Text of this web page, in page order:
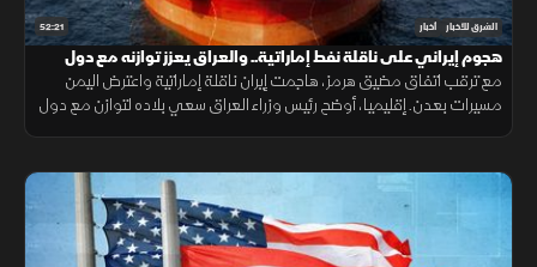
52:21 الشرق للأخبار أخبار
هجوم إيراني على ناقلة نفط إماراتية.. والعراق يعزز توازنه مع دول
الجوار
مع ترقب اتفاق مضيق هرمز، هاجمت إيران ناقلة إماراتية واعترض اليمن
مسيرات بعدن. إقليميا، أوضح رئيس وزراء العراق سعي بلاده لتوازن مع دول